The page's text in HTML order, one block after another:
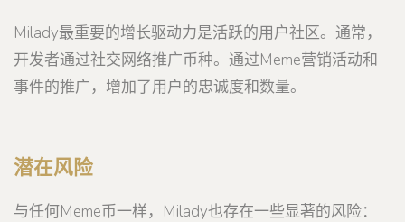
Milady最重要的增长驱动力是活跃的用户社区。通常，
开发者通过社交网络推广币种。通过Meme营销活动和
事件的推广，增加了用户的忠诚度和数量。
潜在风险
与任何Meme币一样，Milady也存在一些显著的风险：